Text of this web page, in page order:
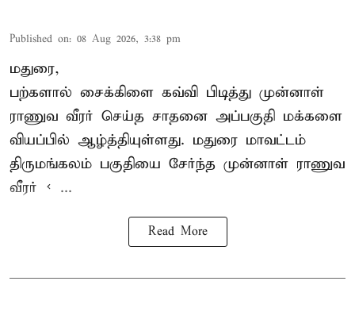
Published on: 08 Aug 2026, 3:38 pm
மதுரை,
பற்களால் சைக்கிளை கவ்வி பிடித்து முன்னாள்
ராணுவ வீரர் செய்த சாதனை அப்பகுதி மக்களை
வியப்பில் ஆழ்த்தியுள்ளது. மதுரை மாவட்டம்
திருமங்கலம் பகுதியை சேர்ந்த முன்னாள் ராணுவ
வீரர் < ...
Read More